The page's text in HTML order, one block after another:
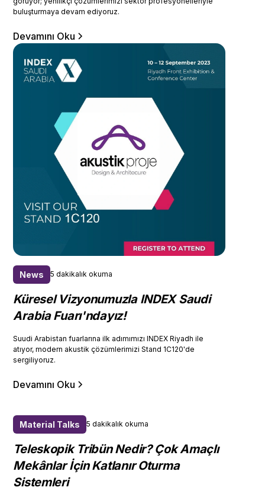
buluşturmaya devam ediyoruz.
Devamını Oku
News 5 dakikalık okuma
Küresel Vizyonumuzla INDEX Saudi
Arabia Fuarı'ndayız!
Suudi Arabistan fuarlarına ilk adımımızı INDEX Riyadh ile
atıyor, modern akustik çözümlerimizi Stand 1C120'de
sergiliyoruz.
Devamını Oku
Material Talks 5 dakikalık okuma
Teleskopik Tribün Nedir? Çok Amaçlı
Mekânlar İçin Katlanır Oturma
Sistemleri